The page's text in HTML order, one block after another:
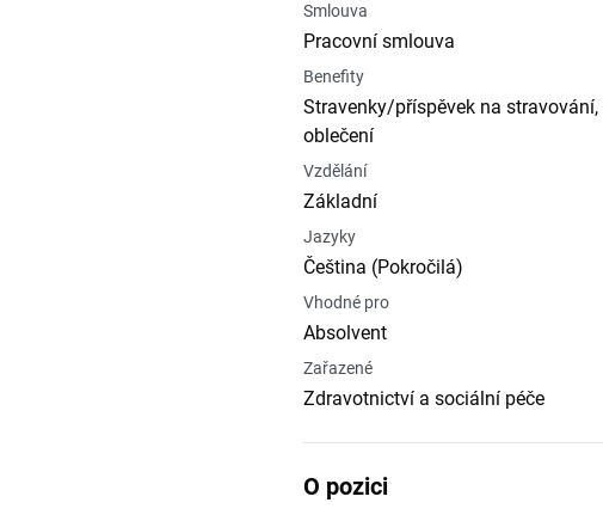
Smlouva
Pracovní smlouva
Benefity
Stravenky/příspěvek na
oblečení
Vzdělání
Základní
Jazyky
Čeština (Pokročilá)
Vhodné pro
Absolvent
Zařazené
Zdravotnictví a sociální péče
O pozici